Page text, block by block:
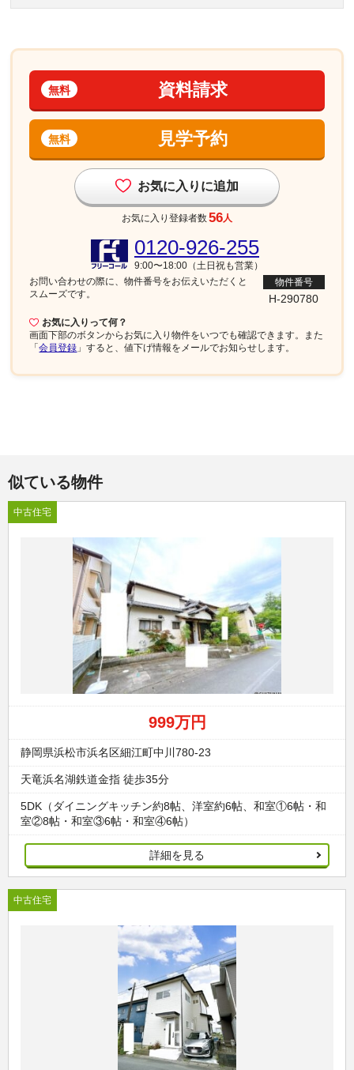
資料請求
無料
見学予約
無料
お気に入りに追加
お気に入り登録者数56 人
お気に入りって何？
画面下部のボタンからお気に入り物件をいつでも確認できます。また
「会員登録 」すると、値下げ情報をメールでお知らせします。
0120-926-255
9:00〜18:00（土日祝も営業）
お問い合わせの際に、物件番号をお伝えいただくと
スムーズです。
物件番号
H-290780
似ている物件
中古住宅
999万円
静岡県浜松市浜名区細江町中川780-23
天竜浜名湖鉄道金指 徒歩35分
5DK（ダイニングキッチン約8帖、洋室約6帖、和室①6帖・和
室②8帖・和室③6帖・和室④6帖）
詳細を見る
中古住宅